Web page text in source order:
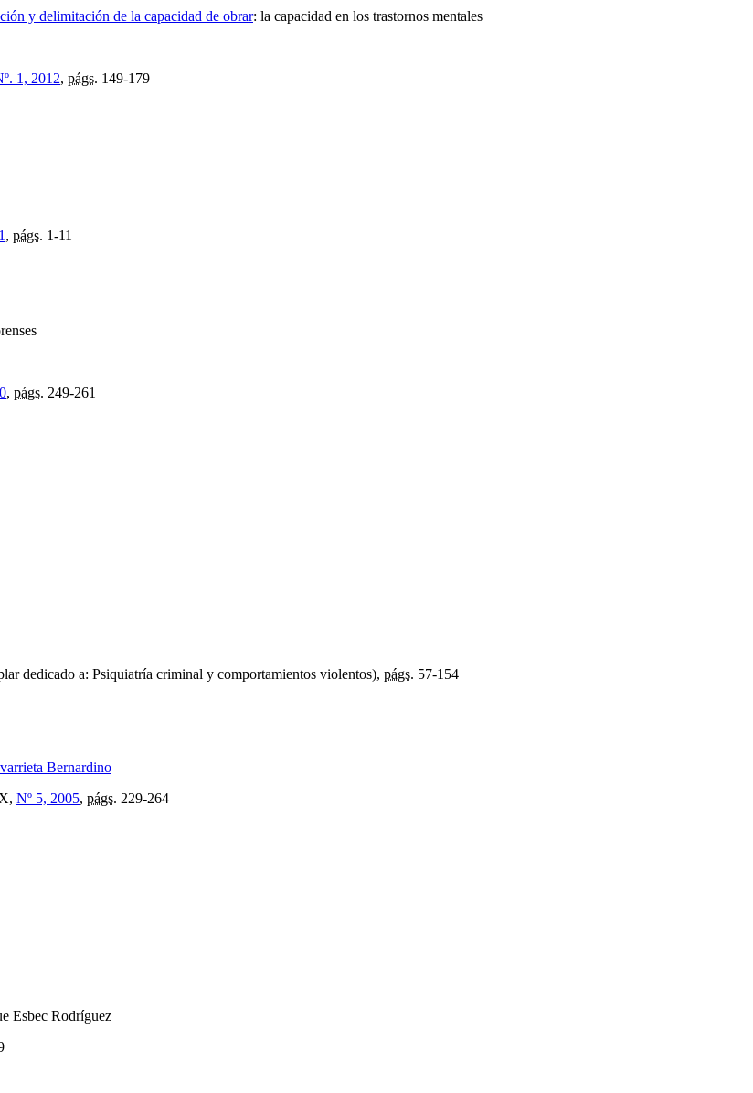
y delimitación de la capacidad de obrar: la capacidad en los trastornos mentales
1, 2012, págs. 149-179
, págs. 1-11
, págs. 249-261
dedicado a: Psiquiatría criminal y comportamientos violentos), págs. 57-154
Bernardino
Nº 5, 2005, págs. 229-264
Esbec Rodríguez